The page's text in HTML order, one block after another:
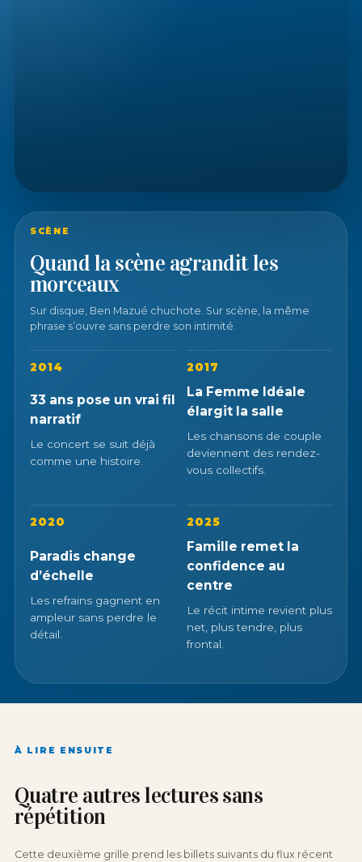
SCÈNE
Quand la scène agrandit les
morceaux
Sur disque, Ben Mazué chuchote. Sur scène, la même
phrase s’ouvre sans perdre son intimité.
2014
33 ans pose un vrai fil
narratif
Le concert se suit déjà
comme une histoire.
2017
La Femme Idéale
élargit la salle
Les chansons de couple
deviennent des rendez-
vous collectifs.
2020
Paradis change
d’échelle
Les refrains gagnent en
ampleur sans perdre le
détail.
2025
Famille remet la
confidence au
centre
Le récit intime revient plus
net, plus tendre, plus
frontal.
À LIRE ENSUITE
Quatre autres lectures sans
répétition
Cette deuxième grille prend les billets suivants du flux récent